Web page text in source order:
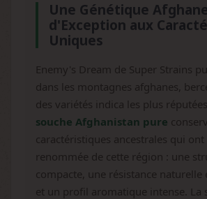
Une Génétique
d'Exception aux
Uniques
Enemy's Dream de Super Strains
dans les montagnes afghanes,
des variétés indica les plus
souche Afghanistan pure
caractéristiques ancestrales qui
renommée de cette région : une
compacte, une résistance naturelle
et un profil aromatique intense. La